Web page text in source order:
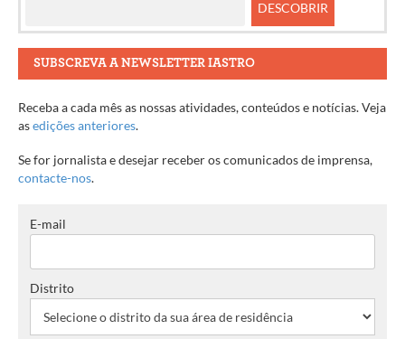
SUBSCREVA A NEWSLETTER IASTRO
Receba a cada mês as nossas atividades, conteúdos e notícias. Veja
asedições anteriores.
Se for jornalista e desejar receber os comunicados de imprensa,
contacte-nos.
E-mail
Distrito